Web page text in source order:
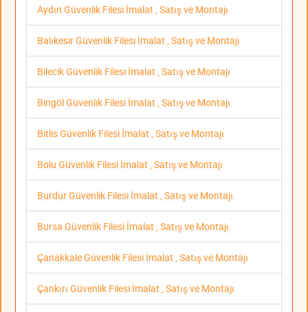
Aydın Güvenlik Filesi İmalat , Satış ve Montajı
Balıkesir Güvenlik Filesi İmalat , Satış ve Montajı
Bilecik Güvenlik Filesi İmalat , Satış ve Montajı
Bingöl Güvenlik Filesi İmalat , Satış ve Montajı
Bitlis Güvenlik Filesi İmalat , Satış ve Montajı
Bolu Güvenlik Filesi İmalat , Satış ve Montajı
Burdur Güvenlik Filesi İmalat , Satış ve Montajı
Bursa Güvenlik Filesi İmalat , Satış ve Montajı
Çanakkale Güvenlik Filesi İmalat , Satış ve Montajı
Çankırı Güvenlik Filesi İmalat , Satış ve Montajı